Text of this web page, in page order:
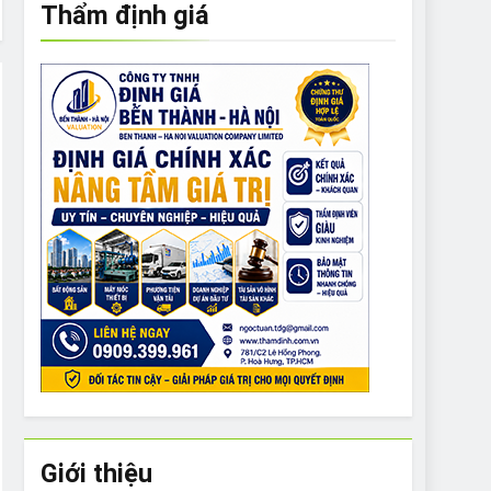
to What Bulldogs Can (and can’t) Eat
Run Long Distances?
I Need to Groom My Bulldog
Thẩm định giá
Giới thiệu